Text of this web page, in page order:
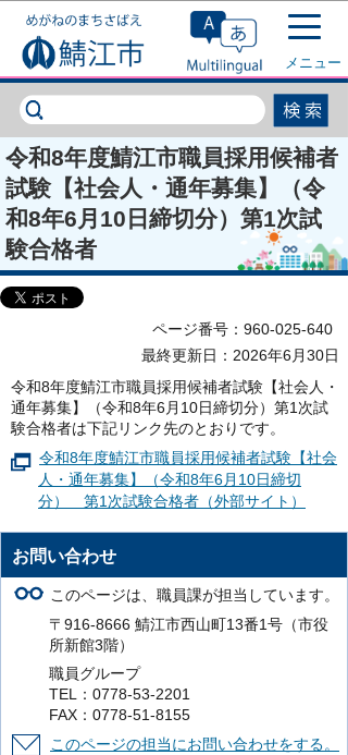
このページの本文へ移動
メニュー
令和8年度鯖江市職員採用候補者
試験【社会人・通年募集】（令
和8年6月10日締切分）第1次試
験合格者
ページ番号：960-025-640
最終更新日：2026年6月30日
令和8年度鯖江市職員採用候補者試験【社会人・
通年募集】（令和8年6月10日締切分）第1次試
験合格者は下記リンク先のとおりです。
令和8年度鯖江市職員採用候補者試験【社会
人・通年募集】（令和8年6月10日締切
分） 第1次試験合格者（外部サイト）
お問い合わせ
このページは、職員課が担当しています。
〒916-8666 鯖江市西山町13番1号（市役
所新館3階）
職員グループ
TEL：0778-53-2201
FAX：0778-51-8155
このページの担当にお問い合わせをする。